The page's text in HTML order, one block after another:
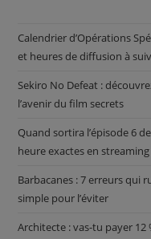
Calendrier d’Opérations
et heures de diffusion à
Sekiro No Defeat :
l’avenir du film secrets
Quand sortira l’épisode 6
heure exactes en streaming
Barbacanes : 7 erreurs qui
simple pour l’éviter
Architecte : vas-tu payer 12